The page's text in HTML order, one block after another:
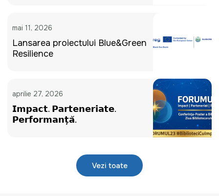
mai 11, 2026
Lansarea proiectului Blue&Green
Resilience
aprilie 27, 2026
𝗜𝗺𝗽𝗮𝗰𝘁. 𝗣𝗮𝗿𝘁𝗲𝗻𝗲𝗿𝗶𝗮𝘁𝗲.
𝗣𝗲𝗿𝗳𝗼𝗿𝗺𝗮𝗻𝘁̦𝗮̆.
Vezi toate